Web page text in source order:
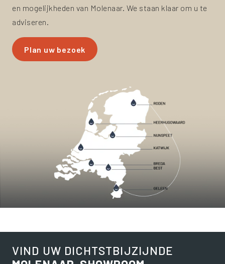
en mogelijkheden van Molenaar. We staan klaar om u te
adviseren.
Plan uw bezoek
VIND UW DICHTSTBIJZIJNDE